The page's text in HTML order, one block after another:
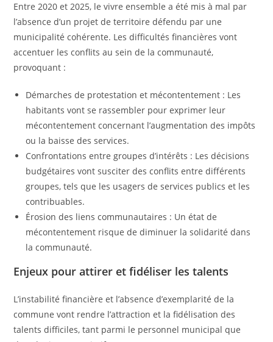
Entre 2020 et 2025, le vivre ensemble a été mis à mal par
l’absence d’un projet de territoire défendu par une
municipalité cohérente. Les difficultés financières vont
accentuer les conflits au sein de la communauté,
provoquant :
Démarches de protestation et mécontentement : Les
habitants vont se rassembler pour exprimer leur
mécontentement concernant l’augmentation des impôts
ou la baisse des services.
Confrontations entre groupes d’intérêts : Les décisions
budgétaires vont susciter des conflits entre différents
groupes, tels que les usagers de services publics et les
contribuables.
Érosion des liens communautaires : Un état de
mécontentement risque de diminuer la solidarité dans
la communauté.
Enjeux pour attirer et fidéliser les talents
L’instabilité financière et l’absence d’exemplarité de la
commune vont rendre l’attraction et la fidélisation des
talents difficiles, tant parmi le personnel municipal que